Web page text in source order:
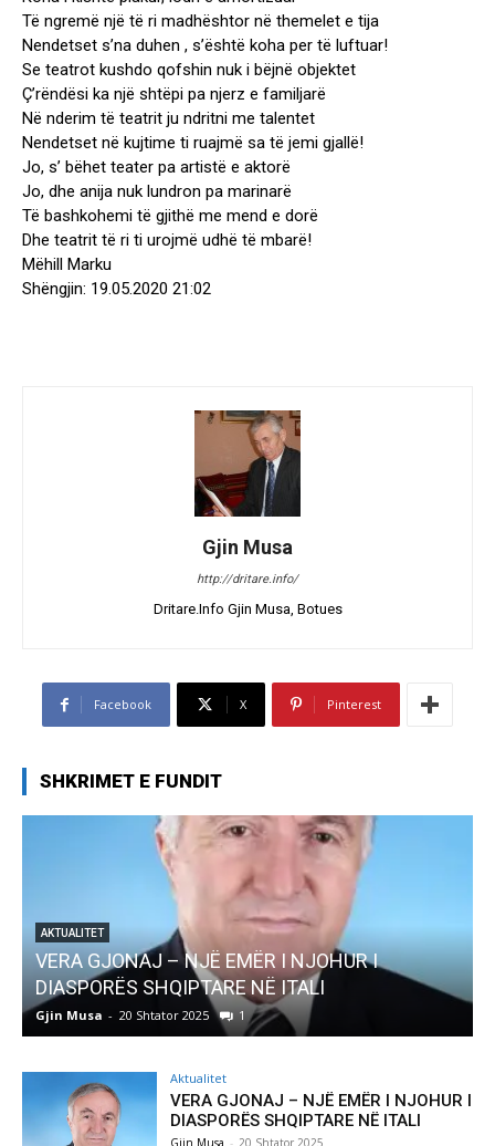
Të ngremë një të ri madhështor në themelet e tija
Nendetset s’na duhen , s’është koha per të luftuar!
Se teatrot kushdo qofshin nuk i bëjnë objektet
Ç’rëndësi ka një shtëpi pa njerz e familjarë
Në nderim të teatrit ju ndritni me talentet
Nendetset në kujtime ti ruajmë sa të jemi gjallë!
Jo, s’ bëhet teater pa artistë e aktorë
Jo, dhe anija nuk lundron pa marinarë
Të bashkohemi të gjithë me mend e dorë
Dhe teatrit të ri ti urojmë udhë të mbarë!
Mëhill Marku
Shëngjin: 19.05.2020 21:02
Gjin Musa
http://dritare.info/
Dritare.Info Gjin Musa, Botues
Facebook X Pinterest
SHKRIMET E FUNDIT
I NJOHUR I
ITALI
AKTUALITET
Pregaditi Gjin Musa-Rome-
Gjin Musa 8 Shtator 2025
Aktualitet
VERA GJONAJ – NJË EMËR I NJOHUR I
DIASPORËS SHQIPTARE NË ITALI
Gjin Musa - 20 Shtator 2025